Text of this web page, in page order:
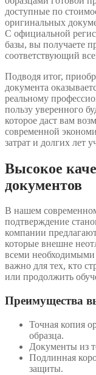
доступные по
оригинальных
С официальной
базы, вы получаете
соответствующий
Подводя итог,
документа
реальному
пользу уверенного
которое даст вам
современной
затрат и долгих лет
Высокое
документов
В нашем
подтверждение
компании
которые внешне
всеми
важно для тех, кто
или продолжить
Преимущества
Точная копия
образца.
Документы из
Подлинная
защиты.